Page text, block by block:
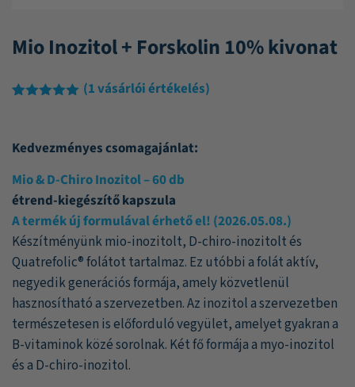
Mio Inozitol + Forskolin 10% kivonat
értékelés
(1vásárlói értékelés)
Kedvezményes csomagajánlat:
Mio & D-Chiro Inozitol – 60 db
étrend-kiegészítő kapszula
A termék új formulával érhető el! (2026.05.08.)
Készítményünk mio-inozitolt, D-chiro-inozitolt és
Quatrefolic® folátot tartalmaz. Ez utóbbi a folát aktív,
negyedik generációs formája, amely közvetlenül
hasznosítható a szervezetben. Az inozitol a szervezetben
természetesen is előforduló vegyület, amelyet gyakran a
B-vitaminok közé sorolnak. Két fő formája a myo-inozitol
és a D-chiro-inozitol.